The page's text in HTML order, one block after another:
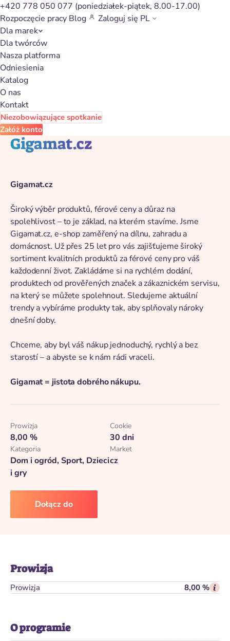
+420 778 050 077 (poniedziałek-piątek, 8.00-17.00)
Rozpoczęcie pracy Blog Zaloguj się PL
Dla marek
Dla twórców
Nasza platforma
Odniesienia
Katalog
O nas
Kontakt
Niezobowiązujące spotkanie
Załóż konto
Powrót do katalogu
Gigamat.cz
Gigamat.cz
Široký výběr produktů, férové ceny a důraz na
spolehlivost – to je základ, na kterém stavíme. Jsme
Gigamat.cz, e-shop zaměřený na dílnu, zahradu a
domácnost. Už přes 25 let pro vás zajišťujeme široký
sortiment kvalitních produktů za férové ceny pro váš
každodenní život. Zakládáme si na rychlém dodání,
produktech od prověřených značek a zákaznickém servisu,
na který se můžete spolehnout. Sledujeme aktuální
trendy a vybíráme produkty tak, aby splňovaly nároky
dnešní doby.
Chceme, aby byl váš nákup jednoduchý, rychlý a bez
starostí – a abyste se k nám rádi vraceli.
Gigamat = jistota dobrého nákupu.
Prowizja
8,00 %
Cookie
30 dni
Kategoria
Dom i ogród, Sport, Dzieci
i gry
Market
cz
Dołącz do
Prowizja
Prowizja 8,00 %
O programie